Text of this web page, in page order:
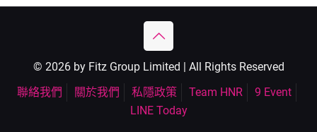
© 2026 by Fitz Group Limited | All Rights Reserved
聯絡我們
關於我們 私隱政策 Team HNR
9 Event
LINE Today